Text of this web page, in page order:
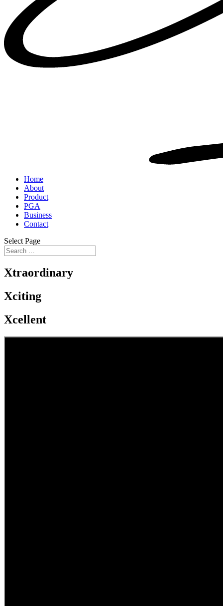
Home
About
Product
PGA
Business
Contact
Select Page
Xtraordinary
Xciting
Xcellent